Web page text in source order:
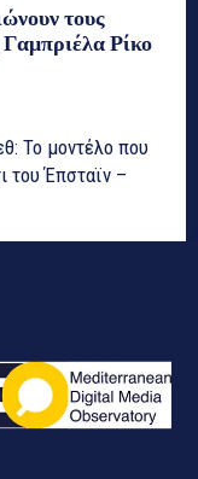
τους
Γαμπριέλα Ρίκο
Το μοντέλο που
του Έπσταϊν –